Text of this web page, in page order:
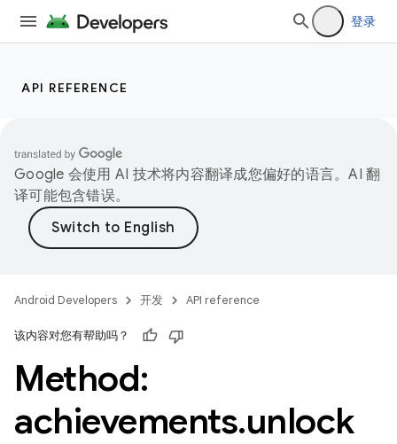
登录
API REFERENCE
Google 会使用 AI 技术将内容翻译成您偏好的语言。AI 翻
译可能包含错误。
Android Developers 开发 API reference
该内容对您有帮助吗？
Method:
achievements.unlock